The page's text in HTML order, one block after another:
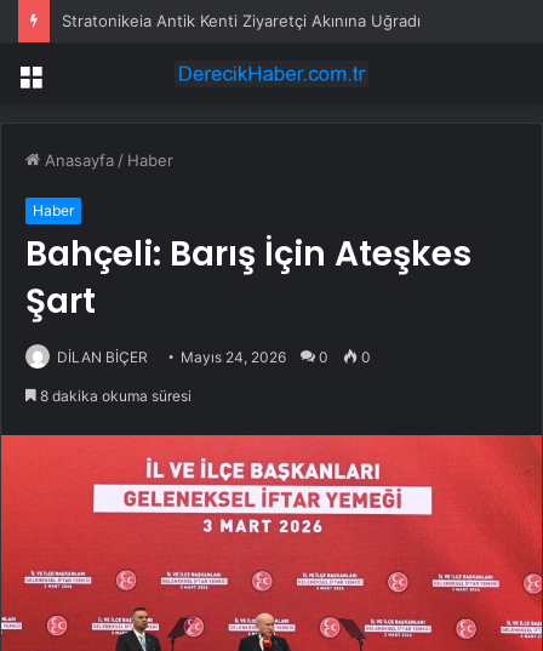
Stratonikeia Antik Kenti Ziyaretçi Akınına Uğradı
Menü
Anasayfa / Haber
Haber
Bahçeli: Barış İçin Ateşkes
Şart
DİLAN BİÇER Mayıs 24, 2026 0 0
8 dakika okuma süresi